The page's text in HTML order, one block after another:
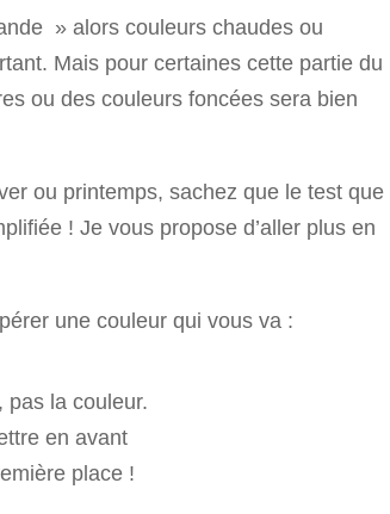
» alors couleurs chaudes ou
Mais pour certaines cette partie du
ou des couleurs foncées sera bien
ou printemps, sachez que le test que
! Je vous propose d’aller plus en
une couleur qui vous va :
pas la couleur.
en avant
place !